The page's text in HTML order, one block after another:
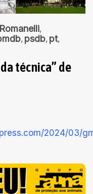
psdb pt
técnica” de